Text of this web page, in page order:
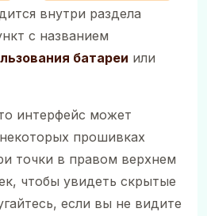
внутри раздела
с названием
батареи или
интерфейс может
прошивках
точки в правом верхнем
чтобы увидеть скрытые
если вы не видите